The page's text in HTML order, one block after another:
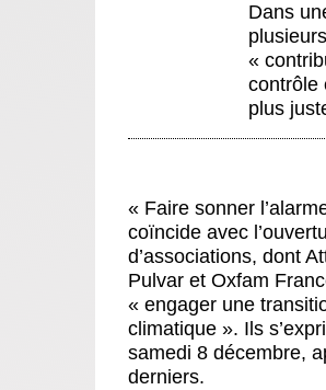
Dans
«
contrôle
plus
« Faire sonner
coïncide avec
d’associations, dont
Pulvar et Oxfam
« engager une
climatique ». Ils
samedi 8 décembre,
derniers.